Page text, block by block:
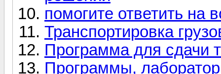
помогите ответить на
Транспортировка
Программа для сдачи
Программы,